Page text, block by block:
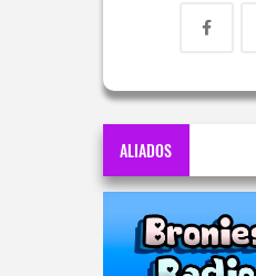
ALIADOS